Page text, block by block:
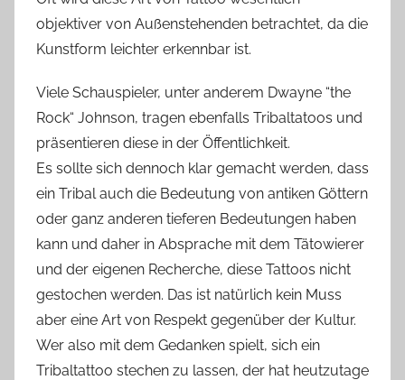
objektiver von Außenstehenden betrachtet, da die
Kunstform leichter erkennbar ist.
Viele Schauspieler, unter anderem Dwayne “the
Rock“ Johnson, tragen ebenfalls Tribaltatoos und
präsentieren diese in der Öffentlichkeit.
Es sollte sich dennoch klar gemacht werden, dass
ein Tribal auch die Bedeutung von antiken Göttern
oder ganz anderen tieferen Bedeutungen haben
kann und daher in Absprache mit dem Tätowierer
und der eigenen Recherche, diese Tattoos nicht
gestochen werden. Das ist natürlich kein Muss
aber eine Art von Respekt gegenüber der Kultur.
Wer also mit dem Gedanken spielt, sich ein
Tribaltattoo stechen zu lassen, der hat heutzutage